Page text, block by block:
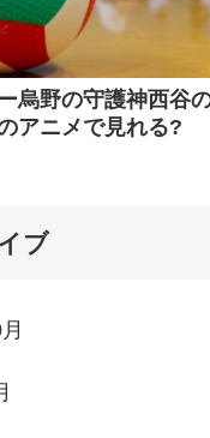
烏野の守護神西谷
アニメで見れる?
ブ